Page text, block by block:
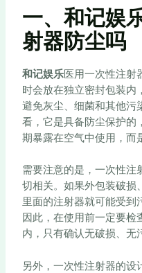
一、和记娱
射器防尘吗
和记娱乐医用一次性注射
时会放在独立密封包装内
避免灰尘、细菌和其他污
看，它是具备防尘保护的
期暴露在空气中使用，而
需要注意的是，一次性注
切相关。如果外包装破损
里面的注射器就可能受到
因此，在使用前一定要检
内，只有确认无破损、无
另外，一次性注射器的设